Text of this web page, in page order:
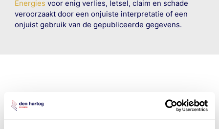
Energies voor enig verlies, letsel, claim en schade
veroorzaakt door een onjuiste interpretatie of een
onjuist gebruik van de gepubliceerde gegevens.